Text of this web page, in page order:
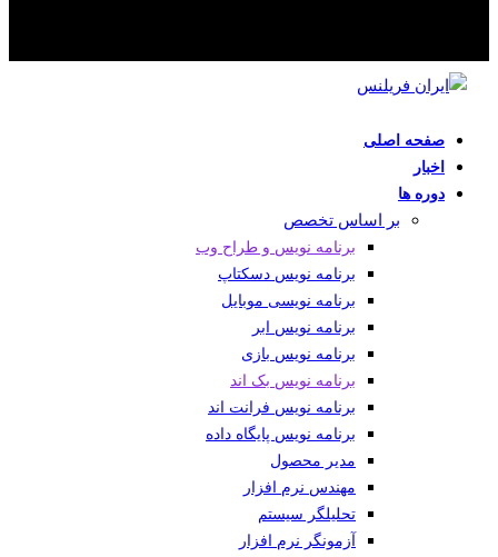
صفحه اصلی
اخبار
دوره ها
بر اساس تخصص
برنامه نویس و طراح وب
برنامه نویس دسکتاپ
برنامه نویسی موبایل
برنامه نویس ابر
برنامه نویس بازی
برنامه نویس بک اند
برنامه نویس فرانت اند
برنامه نویس پایگاه داده
مدیر محصول
مهندس نرم افزار
تحلیلگر سیستم
آزمونگر نرم افزار